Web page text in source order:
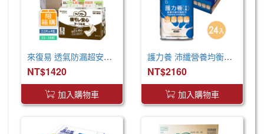
來復易 透氣防漏超安心魔術氈紙尿褲(S)(22片 X 4包)
NT$1420
加入購物車
護力養 沛纖營養均衡完整配方(250ml x24罐 x2箱)
NT$2160
加入購物車